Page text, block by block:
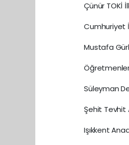
Çünür TOKİ
Cumhuriyet
Mustafa
Süleyman
Şehit Tevhit
Işıkkent